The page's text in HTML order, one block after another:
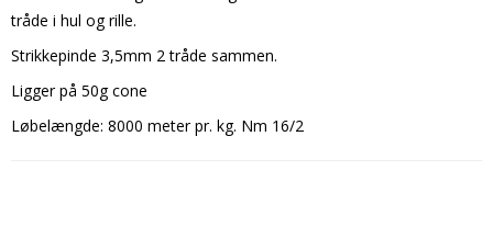
tråde i hul og rille.
Strikkepinde 3,5mm 2 tråde sammen.
Ligger på 50g cone
Løbelængde: 8000 meter pr. kg. Nm 16/2